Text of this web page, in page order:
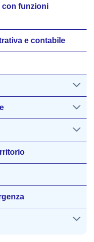
con funzioni
e contabile